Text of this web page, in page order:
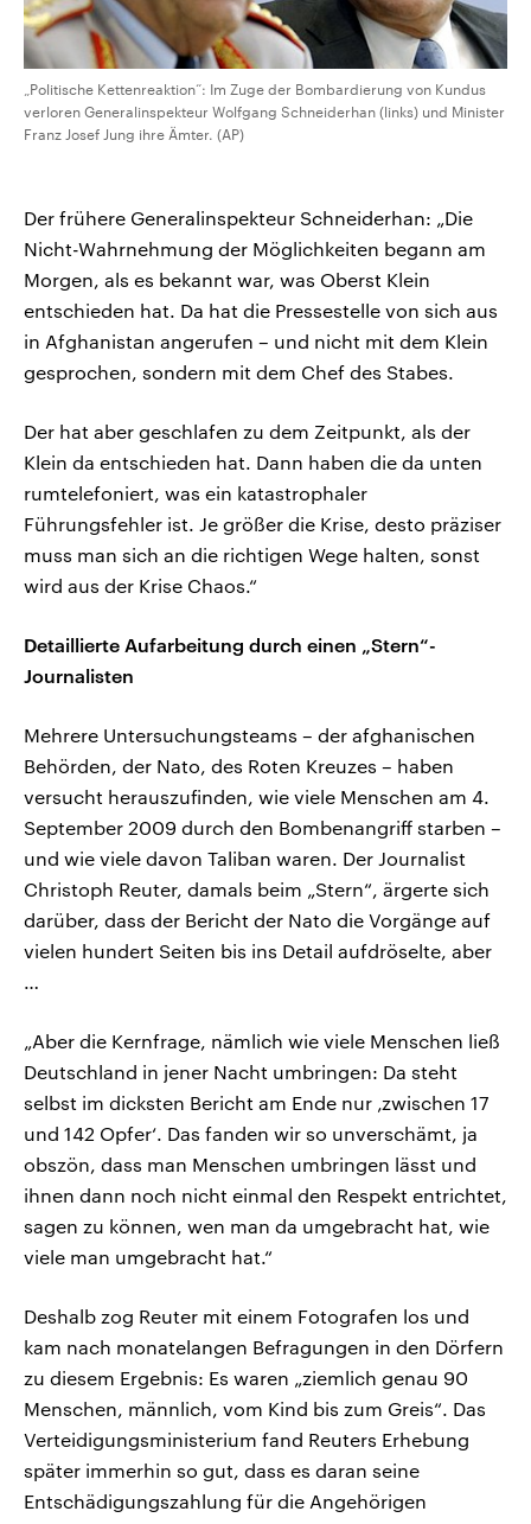
„Politische Kettenreaktion“: Im Zuge der Bombardierung von Kundus
verloren Generalinspekteur Wolfgang Schneiderhan (links) und Minister
Franz Josef Jung ihre Ämter. (AP)
Der frühere Generalinspekteur Schneiderhan: „Die
Nicht-Wahrnehmung der Möglichkeiten begann am
Morgen, als es bekannt war, was Oberst Klein
entschieden hat. Da hat die Pressestelle von sich aus
in Afghanistan angerufen – und nicht mit dem Klein
gesprochen, sondern mit dem Chef des Stabes.
Der hat aber geschlafen zu dem Zeitpunkt, als der
Klein da entschieden hat. Dann haben die da unten
rumtelefoniert, was ein katastrophaler
Führungsfehler ist. Je größer die Krise, desto präziser
muss man sich an die richtigen Wege halten, sonst
wird aus der Krise Chaos.“
Detaillierte Aufarbeitung durch einen „Stern“-
Journalisten
Mehrere Untersuchungsteams – der afghanischen
Behörden, der Nato, des Roten Kreuzes – haben
versucht herauszufinden, wie viele Menschen am 4.
September 2009 durch den Bombenangriff starben –
und wie viele davon Taliban waren. Der Journalist
Christoph Reuter, damals beim „Stern“, ärgerte sich
darüber, dass der Bericht der Nato die Vorgänge auf
vielen hundert Seiten bis ins Detail aufdröselte, aber
„Aber die Kernfrage, nämlich wie viele Menschen ließ
Deutschland in jener Nacht umbringen: Da steht
selbst im dicksten Bericht am Ende nur ‚zwischen 17
und 142 Opfer‘. Das fanden wir so unverschämt, ja
obszön, dass man Menschen umbringen lässt und
ihnen dann noch nicht einmal den Respekt entrichtet,
sagen zu können, wen man da umgebracht hat, wie
viele man umgebracht hat.“
Deshalb zog Reuter mit einem Fotografen los und
kam nach monatelangen Befragungen in den Dörfern
zu diesem Ergebnis: Es waren „ziemlich genau 90
Menschen, männlich, vom Kind bis zum Greis“. Das
Verteidigungsministerium fand Reuters Erhebung
später immerhin so gut, dass es daran seine
Entschädigungszahlung für die Angehörigen